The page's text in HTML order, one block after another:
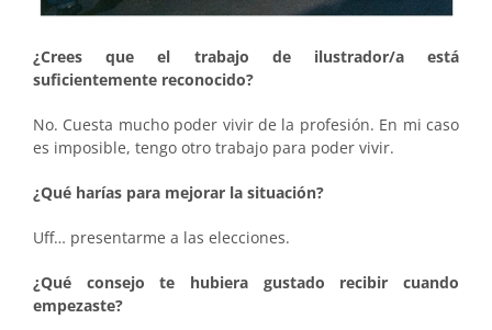
¿Crees que el trabajo de ilustrador/a está
suficientemente reconocido?
No. Cuesta mucho poder vivir de la profesión. En mi caso
es imposible, tengo otro trabajo para poder vivir.
¿Qué harías para mejorar la situación?
Uff… presentarme a las elecciones.
¿Qué consejo te hubiera gustado recibir cuando
empezaste?